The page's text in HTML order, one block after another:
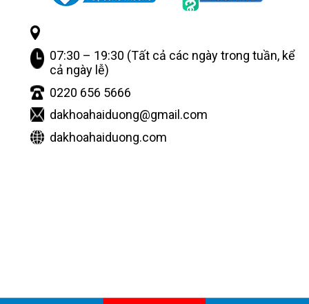
07:30 – 19:30 (Tất cả các ngày trong tuần, kể
cả ngày lễ)
0220 656 5666
dakhoahaiduong@gmail.com
dakhoahaiduong.com